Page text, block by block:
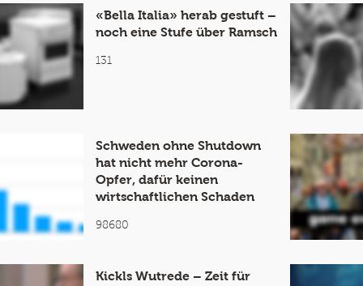
«Bella Italia» herab gestuft –
noch eine Stufe über Ramsch
131
Schweden ohne Shutdown
hat nicht mehr Corona-
Opfer, dafür keinen
wirtschaftlichen Schaden
98680
Kickls Wutrede – Zeit für